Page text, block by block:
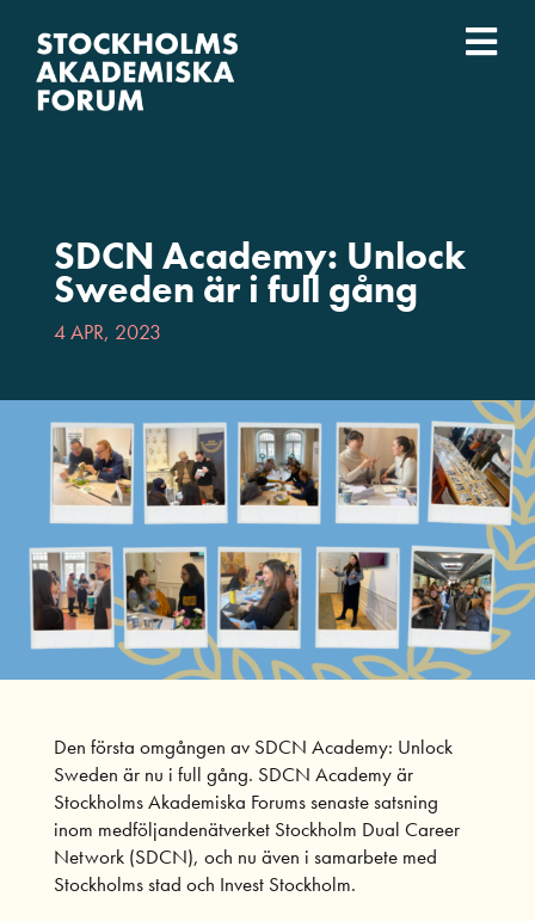
innehållet
Event
Vilka vi är
Lärosäten
SDCN Academy: Unlock
Sweden är i full gång
4 APR, 2023
Den första omgången av SDCN Academy: Unlock
Sweden är nu i full gång. SDCN Academy är
Stockholms Akademiska Forums senaste satsning
inom medföljandenätverket Stockholm Dual Career
Network (SDCN), och nu även i samarbete med
Stockholms stad och Invest Stockholm.